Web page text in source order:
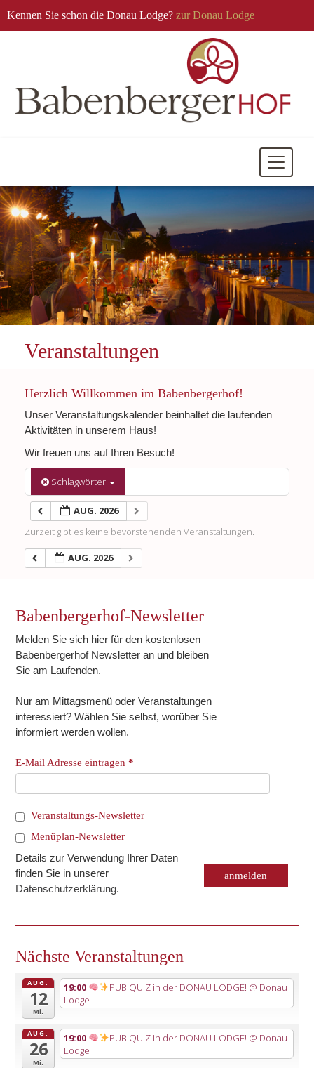
Kennen Sie schon die Donau Lodge? zur Donau Lodge
Mobile
Veranstaltungen
Herzlich Willkommen im Babenbergerhof!
Unser Veranstaltungskalender beinhaltet die laufenden
Aktivitäten in unserem Haus!
Wir freuen uns auf Ihren Besuch!
Schlagwörter
AUG. 2026
Zurzeit gibt es keine bevorstehenden Veranstaltungen.
AUG. 2026
Babenbergerhof-Newsletter
Melden Sie sich hier für den kostenlosen
Babenbergerhof Newsletter an und bleiben
Sie am Laufenden.
Nur am Mittagsmenü oder Veranstaltungen
interessiert? Wählen Sie selbst, worüber Sie
informiert werden wollen.
E-Mail Adresse eintragen*
Veranstaltungs-Newsletter
Menüplan-Newsletter
Details zur Verwendung Ihrer Daten
finden Sie in unserer
Datenschutzerklärung.
Nächste Veranstaltungen
AUG.
12
Mi.
19:00 PUB QUIZ in der DONAU LODGE! @ Donau
Lodge
AUG.
26
Mi.
19:00 PUB QUIZ in der DONAU LODGE! @ Donau
Lodge